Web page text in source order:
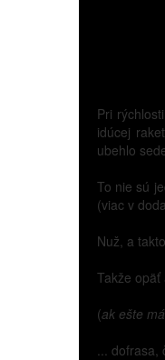
Pri
idúcej
ubehlo
To nie sú
(viac v
Nuž, a
Takže opäť
(ak ešte
... dofrasa,